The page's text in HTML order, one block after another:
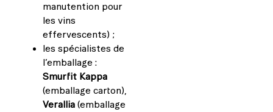
manutention pour
les vins
effervescents) ;
les spécialistes de
l’emballage :
Smurfit Kappa
(emballage carton),
Verallia (emballage